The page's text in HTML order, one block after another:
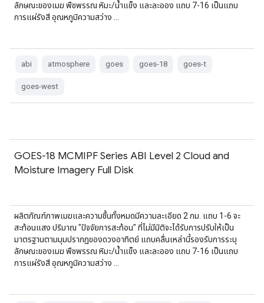
ลักษณะของเมฆ พืชพรรณ หิมะ/น้ำแข็ง และละออง แถบ 7-16 เป็นแถบ
การแผ่รังสี อุณหภูมิความสว่าง …
abi atmosphere goes goes-18 goes-t
goes-west
GOES-18 MCMIPF Series ABI Level 2 Cloud and
Moisture Imagery Full Disk
ผลิตภัณฑ์ภาพเมฆและความชื้นทั้งหมดมีความละเอียด 2 กม. แถบ 1-6 จะ
สะท้อนแสง ปริมาณ "ปัจจัยการสะท้อน" ที่ไม่มีมิติจะได้รับการปรับให้เป็น
มาตรฐานตามมุมปรากฏของดวงอาทิตย์ แถบคลื่นเหล่านี้รองรับการระบุ
ลักษณะของเมฆ พืชพรรณ หิมะ/น้ำแข็ง และละออง แถบ 7-16 เป็นแถบ
การแผ่รังสี อุณหภูมิความสว่าง …